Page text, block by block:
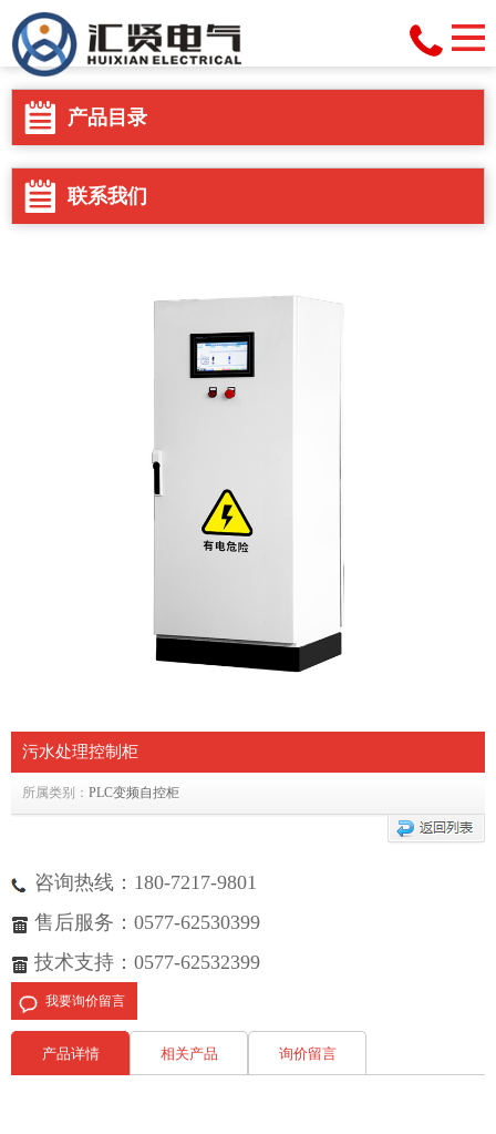
产品目录
联系我们
污水处理控制柜
所属类别： PLC变频自控柜
咨询热线：180-7217-9801
售后服务：0577-62530399
技术支持：0577-62532399
我要询价留言
产品详情 相关产品 询价留言